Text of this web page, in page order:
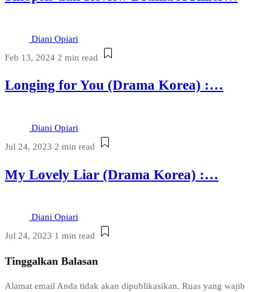
Diani Opiari
Feb 13, 2024 2 min read
Longing for You (Drama Korea) :…
Diani Opiari
Jul 24, 2023 2 min read
My Lovely Liar (Drama Korea) :…
Diani Opiari
Jul 24, 2023 1 min read
Tinggalkan Balasan
Alamat email Anda tidak akan dipublikasikan. Ruas yang wajib